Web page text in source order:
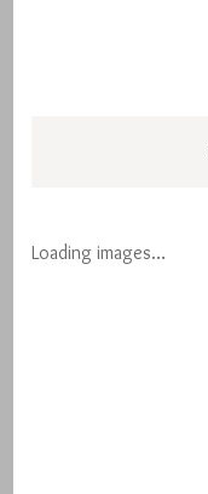
Loading images…